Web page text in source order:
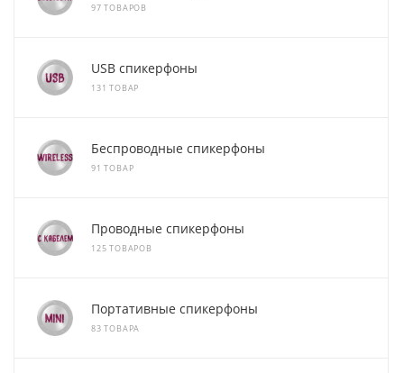
97 ТОВАРОВ
USB спикерфоны
131 ТОВАР
Беспроводные спикерфоны
91 ТОВАР
Проводные спикерфоны
125 ТОВАРОВ
Портативные спикерфоны
83 ТОВАРА